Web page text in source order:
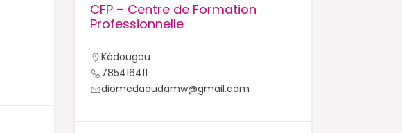
CFP – Centre de Formation
Professionnelle
Kédougou
785416411
diomedaoudamw@gmail.com